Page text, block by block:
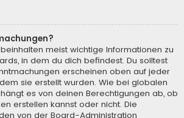
meist wichtige Informationen zu
in dem du dich befindest. Du solltest
erscheinen oben auf jeder
sie erstellt wurden. Wie bei globalen
es von deinen Berechtigungen ab, ob
erstellen kannst oder nicht. Die
von der Board-Administration